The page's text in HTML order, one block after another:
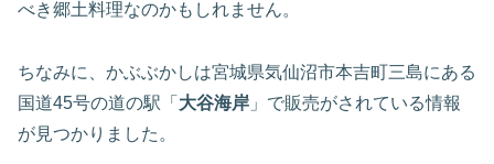
べき郷土料理なのかもしれません。
ちなみに、かぶぶかしは宮城県気仙沼市本吉町三島にある
国道45号の道の駅「 大谷海岸 」で販売がされている情報
が見つかりました。